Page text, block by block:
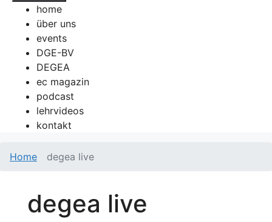
home
über uns
events
DGE-BV
DEGEA
ec magazin
podcast
lehrvideos
kontakt
Home degea live
degea live